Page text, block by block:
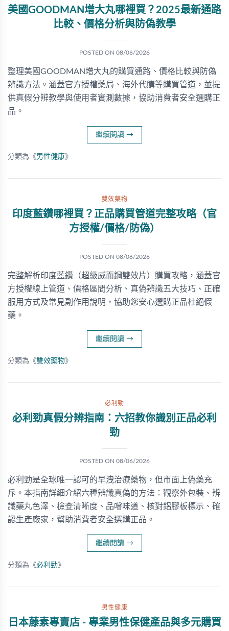
美國GOODMAN增大丸哪裡買？2025最新通路
比較、價格分析與防偽教學
POSTED ON 08/06/2026
整理美國GOODMAN增大丸的購買通路、價格比較與防偽
辨識方法。涵蓋官方授權藥局、海外代購等購買管道，並提
供真假分辨教學與使用者實測數據，協助消費者安全選購正
品。
繼續閱讀 →
分類為《男性健康》
雙效藥物
印度藍鑽哪裡買？正品購買管道完整攻略（官
方授權/價格/防偽）
POSTED ON 08/06/2026
完整解析印度藍鑽（超級威而鋼雙效片）購買攻略，涵蓋官
方授權線上管道、價格區間分析、真偽辨識五大技巧、正確
服用方式及常見副作用說明，協助您安心選購正品杜絕假
藥。
繼續閱讀 →
分類為《雙效藥物》
必利勁
必利勁真假分辨指南：六招教你識別正品必利
勁
POSTED ON 08/06/2026
必利勁是全球唯一認可的早洩治療藥物，但市面上偽藥充
斥。本指南詳細介紹六種辨識真偽的方法：觀察外包裝、辨
識藥丸色澤、檢查清晰度、品嚐味道、核對鋁膠板標示、確
認生產廠家，幫助消費者安全選購正品。
繼續閱讀 →
分類為《必利勁》
男性健康
日本藤素專賣店 - 專業男性保健產品與多元購買